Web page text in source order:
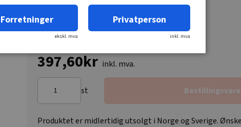
397,60kr inkl. mva.
st Bestillingsvare
Produktet er midlertidig utsolgt i Norge og Sverige.
Forretninger
ekskl. mva
Privatperson
inkl. mva